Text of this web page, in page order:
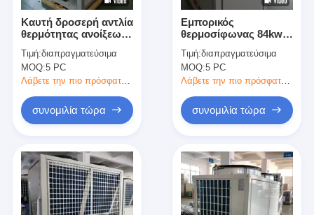
Σχετικά με εμάς
εργοστάσιο Περιήγηση
Ποιοτικός έλεγχος
Επικοινωνήστε μαζί μας
Όλες οι περιπτώσεις
Blog
Καυτή δροσερή αντλία
θερμότητας ανοίξεων
αυτόματο ξεπάγωμα
αποταμίευσης
πισινών
Τιμή:διαπραγματεύσιμα
MOQ:5 PC
Λάβετε την πιο πρόσφατη τιμή
συνομιλία τώρα
Εμπορικός
θερμοσίφωνας 84kw
λιμνών συμπαγή που
σχεδιάζεται που
θερμαίνει
Τιμή:διαπραγματεύσιμα
MOQ:5 PC
Λάβετε την πιο πρόσφατη τιμή
συνομιλία τώρα